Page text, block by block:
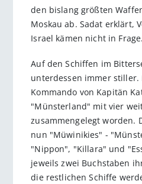
den bislang größten
Moskau ab. Sadat erklärt,
Israel kämen nicht in Frage.
Auf den Schiffen im
unterdessen immer stiller.
Kommando von Kapitän
"Münsterland" mit vier
zusammengelegt worden.
nun "Müwinikies" -
"Nippon", "Killara" und
jeweils zwei Buchstaben
die restlichen Schiffe